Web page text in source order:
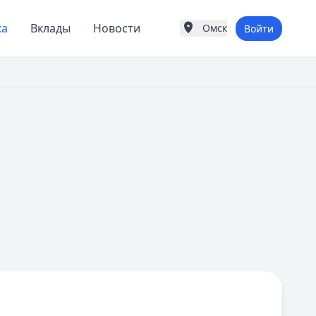
Вклады Новости
Города России
Омск Войти